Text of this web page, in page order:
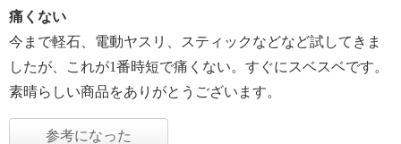
痛くない
今まで軽石、電動ヤスリ、スティックなどなど試してきま
したが、これが1番時短で痛くない。すぐにスベスベです。
素晴らしい商品をありがとうございます。
参考になった